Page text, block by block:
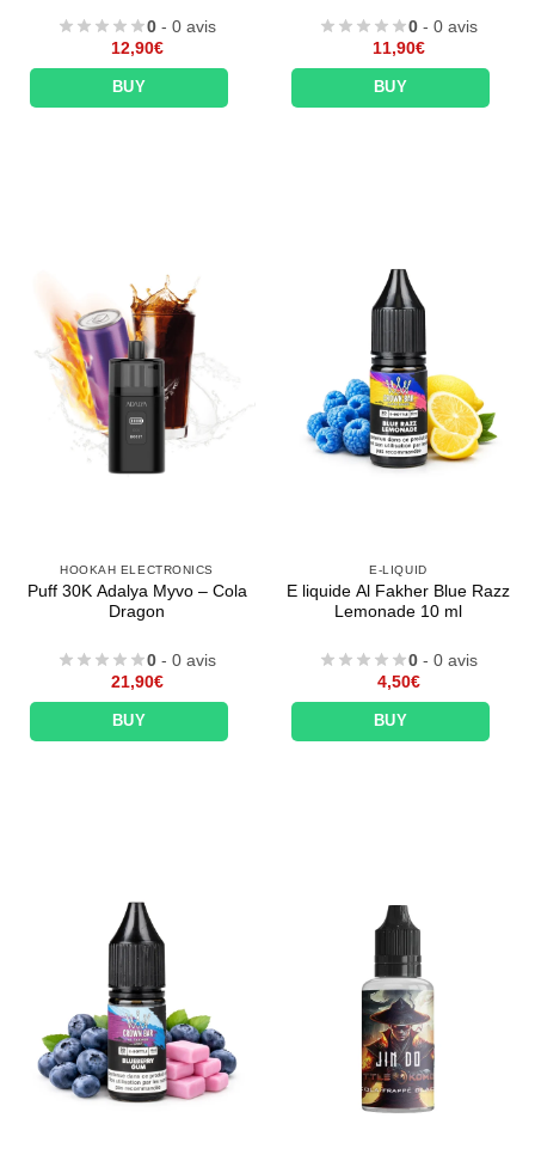
0 - 0 avis
12,90€
BUY
0 - 0 avis
11,90€
BUY
HOOKAH ELECTRONICS
Puff 30K Adalya Myvo – Cola
Dragon
0 - 0 avis
21,90€
BUY
E-LIQUID
E liquide Al Fakher Blue Razz
Lemonade 10 ml
0 - 0 avis
4,50€
BUY